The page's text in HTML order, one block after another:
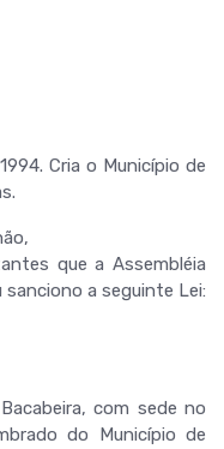
Cria o Município de
que a Assembléia
a seguinte Lei:
com sede no
do Município de